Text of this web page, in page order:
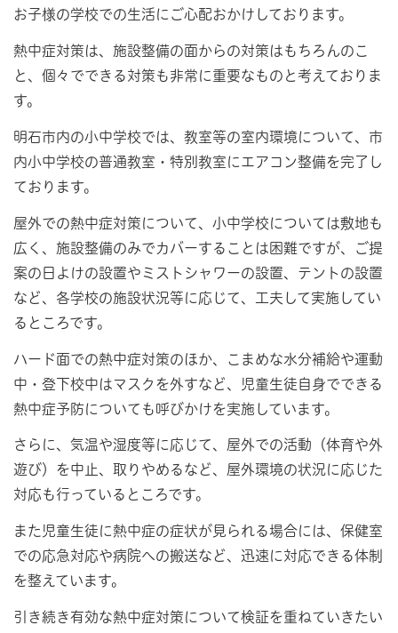
お子様の学校での生活にご心配おかけしております。
熱中症対策は、施設整備の面からの対策はもちろんのこ
と、個々でできる対策も非常に重要なものと考えておりま
す。
明石市内の小中学校では、教室等の室内環境について、市
内小中学校の普通教室・特別教室にエアコン整備を完了し
ております。
屋外での熱中症対策について、小中学校については敷地も
広く、施設整備のみでカバーすることは困難ですが、ご提
案の日よけの設置やミストシャワーの設置、テントの設置
など、各学校の施設状況等に応じて、工夫して実施してい
るところです。
ハード面での熱中症対策のほか、こまめな水分補給や運動
中・登下校中はマスクを外すなど、児童生徒自身でできる
熱中症予防についても呼びかけを実施しています。
さらに、気温や湿度等に応じて、屋外での活動（体育や外
遊び）を中止、取りやめるなど、屋外環境の状況に応じた
対応も行っているところです。
また児童生徒に熱中症の症状が見られる場合には、保健室
での応急対応や病院への搬送など、迅速に対応できる体制
を整えています。
引き続き有効な熱中症対策について検証を重ねていきたい